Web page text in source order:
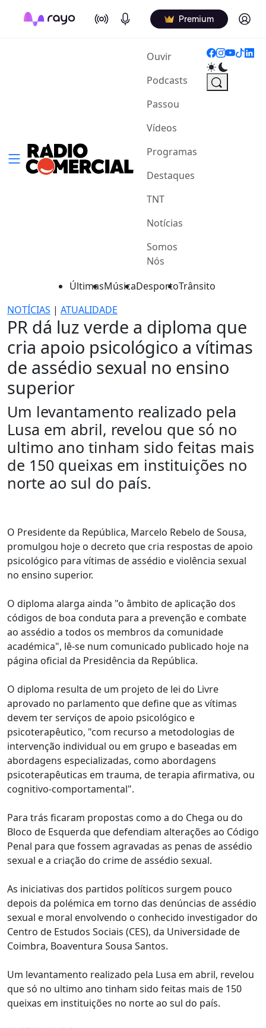
On Air Podcasts Premium Log in
Ouvir(current)
Podcasts
Passou
Vídeos
Programas
Destaques
TNT
Notícias
Somos
Nós
ÚltimasMúsicaDesportoTrânsito
NOTÍCIAS | ATUALIDADE
PR dá luz verde a diploma que
cria apoio psicológico a vítimas
de assédio sexual no ensino
superior
Um levantamento realizado pela
Lusa em abril, revelou que só no
ultimo ano tinham sido feitas mais
de 150 queixas em instituições no
norte ao sul do país.
O Presidente da República, Marcelo Rebelo de Sousa,
promulgou hoje o decreto que cria respostas de apoio
psicológico para vítimas de assédio e violência sexual
no ensino superior.
O diploma alarga ainda "o âmbito de aplicação dos
códigos de boa conduta para a prevenção e combate
ao assédio a todos os membros da comunidade
académica", lê-se num comunicado publicado hoje na
página oficial da Presidência da República.
O diploma resulta de um projeto de lei do Livre
aprovado no parlamento que define que as vítimas
devem ter serviços de apoio psicológico e
psicoterapêutico, "com recurso a metodologias de
intervenção individual ou em grupo e baseadas em
abordagens especializadas, como abordagens
psicoterapêuticas em trauma, de terapia afirmativa, ou
cognitivo-comportamental".
Para trás ficaram propostas como a do Chega ou do
Bloco de Esquerda que defendiam alterações ao Código
Penal para que fossem agravadas as penas de assédio
sexual e a criação do crime de assédio sexual.
As iniciativas dos partidos políticos surgem pouco
depois da polémica em torno das denúncias de assédio
sexual e moral envolvendo o conhecido investigador do
Centro de Estudos Sociais (CES), da Universidade de
Coimbra, Boaventura Sousa Santos.
Um levantamento realizado pela Lusa em abril, revelou
que só no ultimo ano tinham sido feitas mais de 150
queixas em instituições no norte ao sul do país.